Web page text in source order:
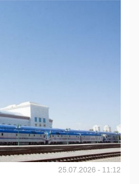
25.07.2026 - 11:12